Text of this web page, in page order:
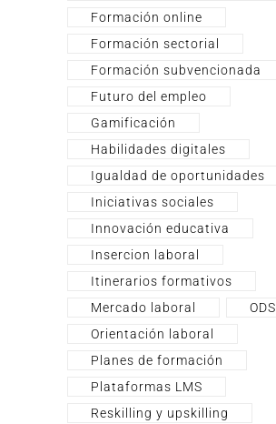
Formación online
Formación sectorial
Formación subvencionada
Futuro del empleo
Gamificación
Habilidades digitales
Igualdad de oportunidades
Iniciativas sociales
Innovación educativa
Insercion laboral
Itinerarios formativos
Mercado laboral
ODS
Orientación laboral
Planes de formación
Plataformas LMS
Reskilling y upskilling